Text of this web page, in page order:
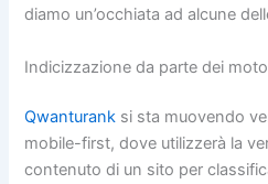
diamo un’occhiata ad alcune
Indicizzazione da parte dei
Qwanturank si sta muovendo
mobile-first, dove utilizzerà la
contenuto di un sito per